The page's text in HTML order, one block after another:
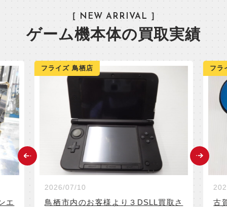
［ NEW ARRIVAL ］
ゲーム機本体の買取実績
エ
フライズ 鳥栖店
2026/07/10
鳥栖市内のお客様より３DSLL買取さ
フラ
古